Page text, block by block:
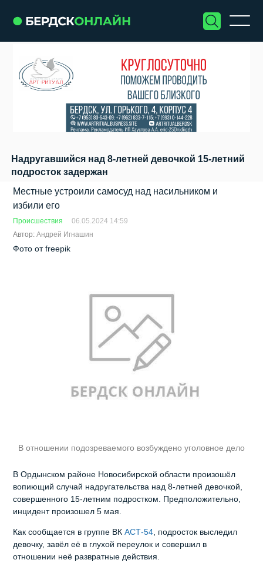
Надругавшийся над 8-летней девочкой 15-летний
подросток задержан
Местные устроили самосуд над насильником и
избили его
Происшествия
06.05.2024 14:59
Автор:Андрей Игнашин
Фото от freepik
В отношении подозреваемого возбуждено уголовное дело
В Ордынском районе Новосибирской области произошёл
вопиющий случай надругательства над 8-летней девочкой,
совершенного 15-летним подростком. Предположительно,
инцидент произошел 5 мая.
Как сообщается в группе ВКАСТ-54, подросток выследил
девочку, завёл её в глухой переулок и совершил в
отношении неё развратные действия.